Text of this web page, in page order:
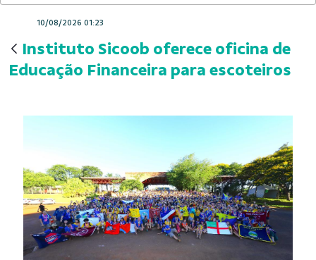
Instituto Sicoob oferece oficina de
Educação Financeira para escoteiros
10/08/2026 01:23